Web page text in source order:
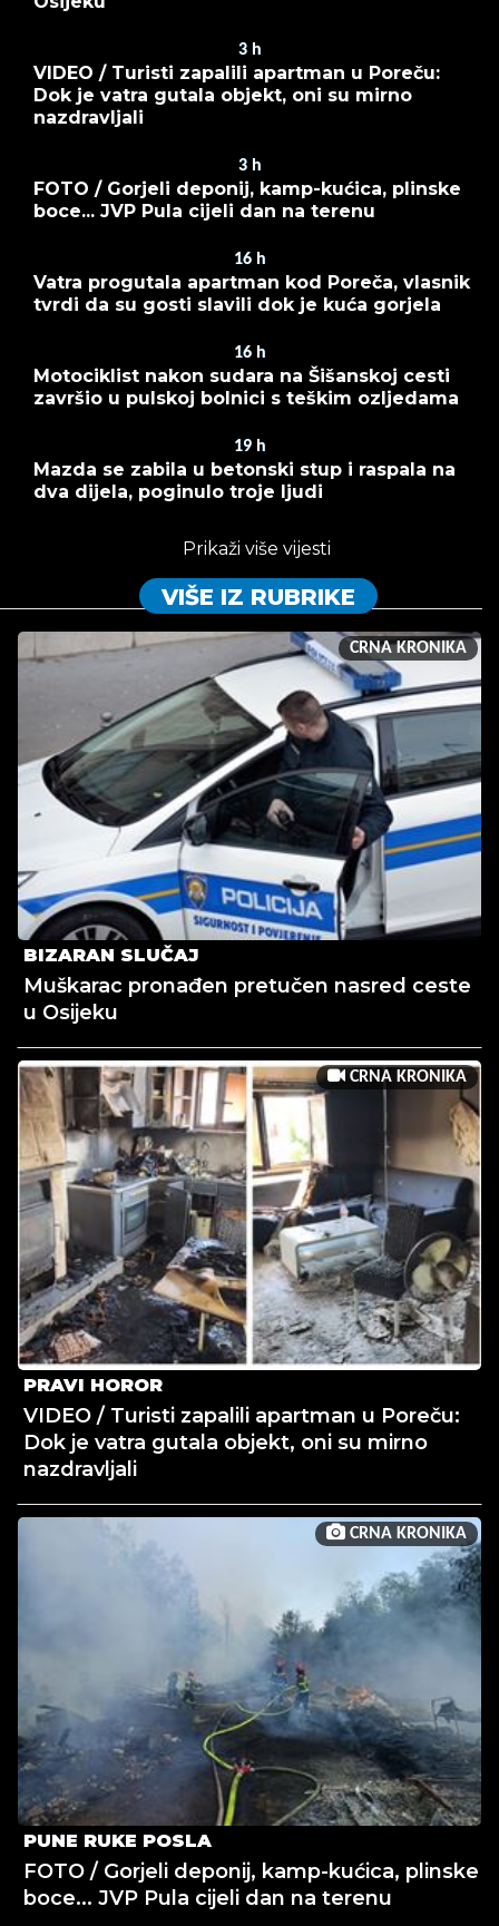
3 h
VIDEO / Turisti zapalili apartman u Poreču:
Dok je vatra gutala objekt, oni su mirno
nazdravljali
3 h
FOTO / Gorjeli deponij, kamp-kućica, plinske
boce... JVP Pula cijeli dan na terenu
16 h
Vatra progutala apartman kod Poreča, vlasnik
tvrdi da su gosti slavili dok je kuća gorjela
16 h
Motociklist nakon sudara na Šišanskoj cesti
završio u pulskoj bolnici s teškim ozljedama
19 h
Mazda se zabila u betonski stup i raspala na
dva dijela, poginulo troje ljudi
Prikaži više vijesti
VIŠE IZ RUBRIKE
CRNA KRONIKA
BIZARAN SLUČAJ
Muškarac pronađen pretučen nasred ceste
u Osijeku
CRNA KRONIKA
PRAVI HOROR
VIDEO / Turisti zapalili apartman u Poreču:
Dok je vatra gutala objekt, oni su mirno
nazdravljali
CRNA KRONIKA
PUNE RUKE POSLA
FOTO / Gorjeli deponij, kamp-kućica, plinske
boce... JVP Pula cijeli dan na terenu